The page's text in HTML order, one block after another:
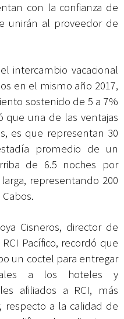
con la confianza de
unirán al proveedor de
intercambio vacacional
en el mismo año 2017,
sostenido de 5 a 7%
que una de las ventajas
es que representan 30
promedio de un
de 6.5 noches por
representando 200
Cisneros, director de
Pacífico, recordó que
un coctel para entregar
a los hoteles y
afiliados a RCI, más
respecto a la calidad de